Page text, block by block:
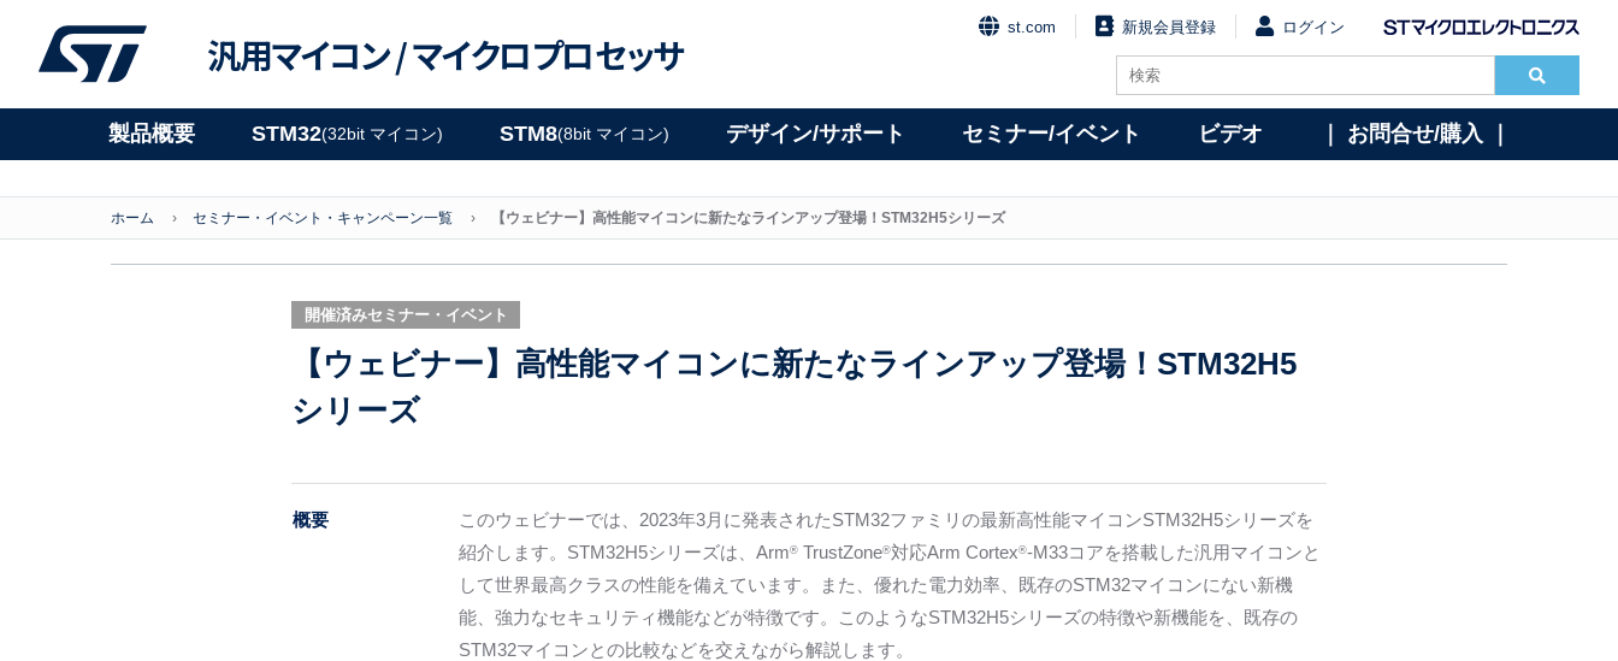
汎用マイコン /マイクロプロセッサ
st.com 新規会員登録 ログイン
製品概要 STM32(32bit マイコン) STM8(8bit マイコン) デザイン/サポート セミナー/イベント ビデオ ｜ お問合せ/購入 ｜
ホーム セミナー・イベント・キャンペーン一覧 【ウェビナー】高性能マイコンに新たなラインアップ登場！STM32H5シリーズ
開催済みセミナー・イベント
【ウェビナー】高性能マイコンに新たなラインアップ登場！STM32H5
シリーズ
概要
このウェビナーでは、2023年3月に発表されたSTM32ファミリの最新高性能マイコンSTM32H5シリーズを
紹介します。STM32H5シリーズは、Arm® TrustZone®対応Arm Cortex®-M33コアを搭載した汎用マイコンと
して世界最高クラスの性能を備えています。また、優れた電力効率、既存のSTM32マイコンにない新機
能、強力なセキュリティ機能などが特徴です。このようなSTM32H5シリーズの特徴や新機能を、既存の
STM32マイコンとの比較などを交えながら解説します。